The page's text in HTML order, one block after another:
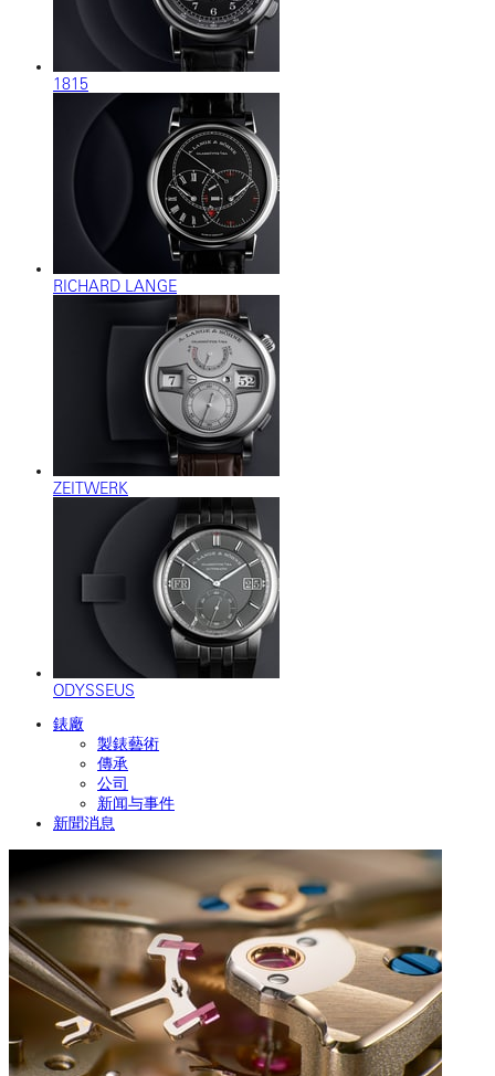
1815
RICHARD LANGE
ZEITWERK
ODYSSEUS
錶廠
製錶藝術
傳承
公司
新闻与事件
新聞消息